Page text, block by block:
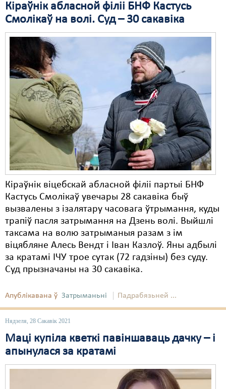
Кіраўнік абласной філіі БНФ Кастусь
Смолікаў на волі. Суд – 30 сакавіка
Кіраўнік віцебскай абласной філіі партыі БНФ
Кастусь Смолікаў увечары 28 сакавіка быў
вызвалены з ізалятару часовага ўтрымання, куды
трапіў пасля затрымання на Дзень волі. Выйшлі
таксама на волю затрыманыя разам з ім
віцябляне Алесь Вендт і Іван Казлоў. Яны адбылі
за кратамі ІЧУ трое сутак (72 гадзіны) без суду.
Суд прызначаны на 30 сакавіка.
Апублікавана ў Затрыманьні Падрабязьней ...
Нядзеля, 28 Сакавік 2021
Маці купіла кветкі павіншаваць дачку – і
апынулася за кратамі